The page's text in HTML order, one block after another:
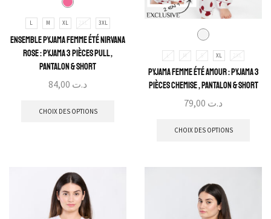
L M XL 2XL 3XL
Ensemble Pyjama Femme Été Nirvana
Rose : Pyjama 3 Pièces Pull ,
Pantalon & Short
د.ت
CHOIX DES OPTIONS
L M S XL 2XL
Pyjama Femme Été Amour : Pyjama 3
Pièces Chemise , Pantalon & Short
د.ت
CHOIX DES OPTIONS